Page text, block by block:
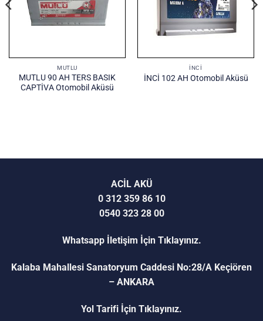
MUTLU
MUTLU 90 AH TERS BASIK
CAPTİVA Otomobil Aküsü
İNCİ
İNCİ 102 AH Otomobil Aküsü
ACİL AKÜ
0 312 359 86 10
0540 323 28 00
Whatsapp İletişim İçin Tıklayınız.
Kalaba Mahallesi Sanatoryum Caddesi No:28/A Keçiören
– ANKARA
Yol Tarifi İçin Tıklayınız.